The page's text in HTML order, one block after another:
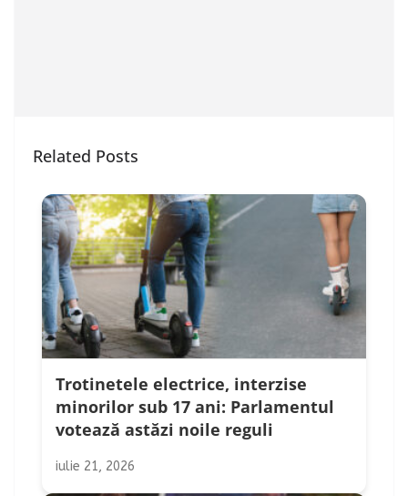
Related Posts
Trotinetele electrice, interzise
minorilor sub 17 ani: Parlamentul
votează astăzi noile reguli
iulie 21, 2026